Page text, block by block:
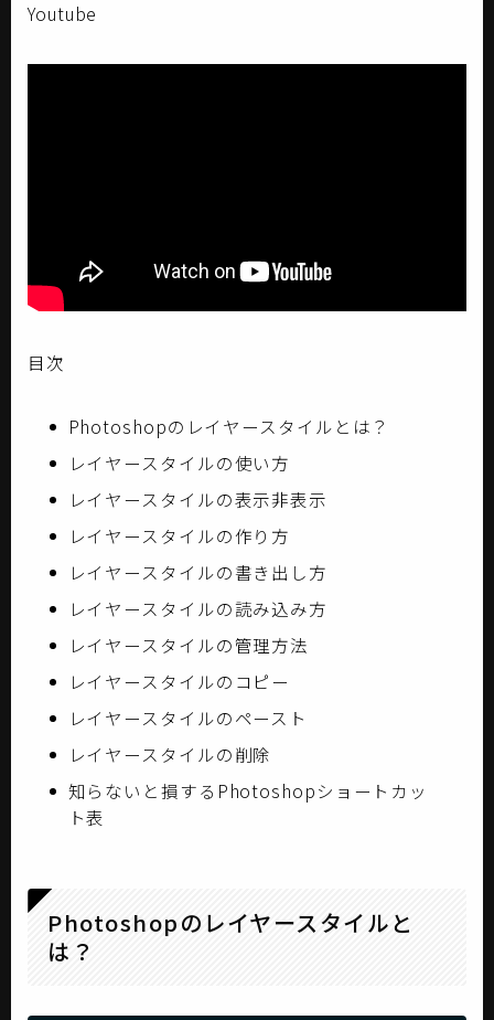
Youtube
目次
Photoshopのレイヤースタイルとは？
レイヤースタイルの使い方
レイヤースタイルの表示非表示
レイヤースタイルの作り方
レイヤースタイルの書き出し方
レイヤースタイルの読み込み方
レイヤースタイルの管理方法
レイヤースタイルのコピー
レイヤースタイルのペースト
レイヤースタイルの削除
知らないと損するPhotoshopショートカッ
ト表
Photoshopのレイヤースタイルと
は？